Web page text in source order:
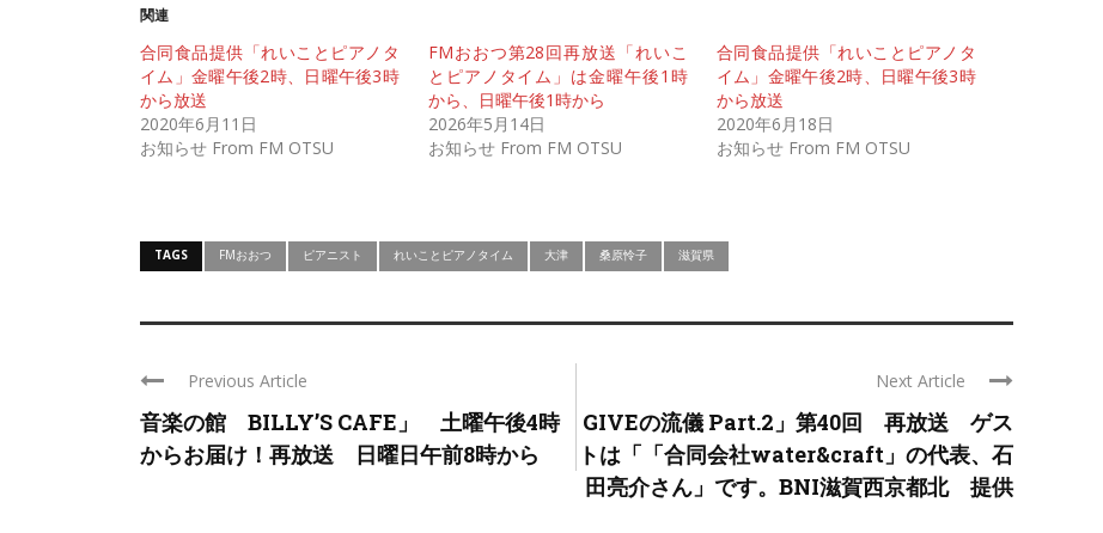
関連
合同食品提供「れいことピアノタ
イム」金曜午後2時、日曜午後3時
から放送
2020年6月11日
お知らせ From FM OTSU
FMおおつ第28回再放送「れいこ
とピアノタイム」は金曜午後1時
から、日曜午後1時から
2026年5月14日
お知らせ From FM OTSU
合同食品提供「れいことピアノタ
イム」金曜午後2時、日曜午後3時
から放送
2020年6月18日
お知らせ From FM OTSU
TAGS FMおおつ ピアニスト れいことピアノタイム 大津 桑原怜子 滋賀県
Previous Article
音楽の館 BILLY’S CAFE」 土曜午後4時
からお届け！再放送 日曜日午前8時から
Next Article
GIVEの流儀 Part.2」第40回 再放送 ゲス
トは「「合同会社water&craft」の代表、石
田亮介さん」です。BNI滋賀西京都北 提供